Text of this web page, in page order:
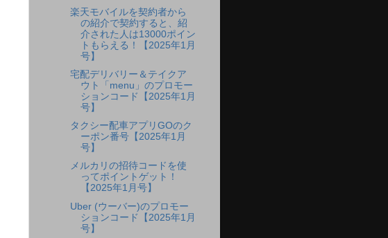
楽天モバイルを契約者から
の紹介で契約すると、紹
介された人は13000ポイン
トもらえる！【2025年1月
号】
宅配デリバリー＆テイクア
ウト「menu」のプロモー
ションコード【2025年1月
号】
タクシー配車アプリGOのク
ーポン番号【2025年1月
号】
メルカリの招待コードを使
ってポイントゲット！
【2025年1月号】
Uber (ウーバー)のプロモー
ションコード【2025年1月
号】